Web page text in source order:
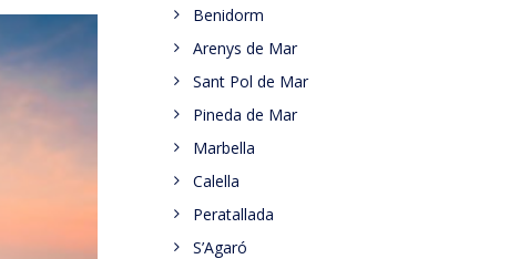
Benidorm
Arenys de Mar
Sant Pol de Mar
Pineda de Mar
Marbella
Calella
Peratallada
S’Agaró